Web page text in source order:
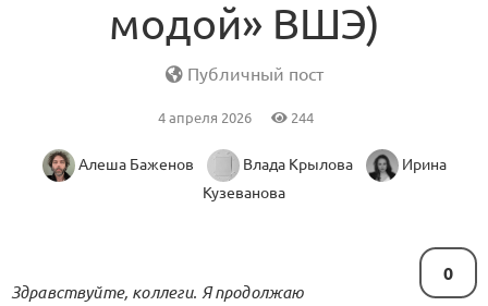
модой» ВШЭ)
Публичный пост
4 апреля 2026 244
Алеша Баженов Влада Крылова
Ирина
Кузеванова
0
Здравствуйте, коллеги. Я продолжаю